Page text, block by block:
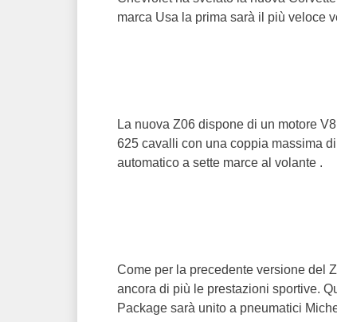
marca Usa la prima sarà il più veloce
La nuova Z06 dispone di un motore
625 cavalli con una coppia massima
automatico a sette marce al volante .
Come per la precedente versione del
ancora di più le prestazioni sportive.
Package sarà unito a pneumatici